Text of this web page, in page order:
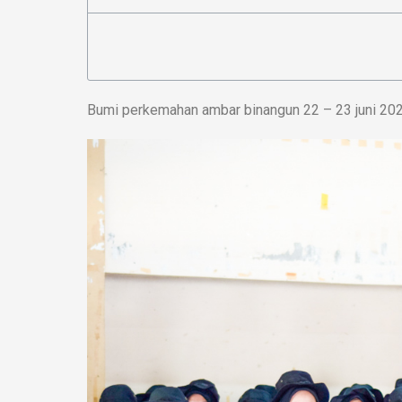
Bumi perkemahan ambar binangun 22 – 23 juni